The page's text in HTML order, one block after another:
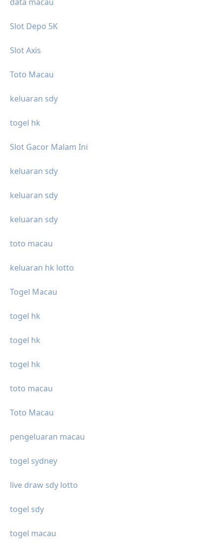
Slot Depo 5K
Slot Axis
Toto Macau
keluaran sdy
togel hk
Slot Gacor Malam Ini
keluaran sdy
keluaran sdy
keluaran sdy
toto macau
keluaran hk lotto
Togel Macau
togel hk
togel hk
togel hk
toto macau
Toto Macau
pengeluaran macau
togel sydney
live draw sdy lotto
togel sdy
togel macau